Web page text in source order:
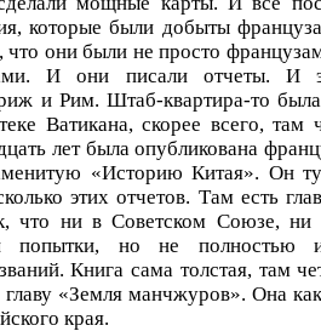
которые были добыты
что они были не просто
И они писали отчеты. И
и Рим. Штаб-квартира-то
Ватикана, скорее всего, там
лет была опубликована
«Историю Китая». Он
этих отчетов. Там есть
что ни в Советском Союзе, ни
попытки, но не полностью
Книга сама толстая, там
главу «Земля манчжуров». Она
края.